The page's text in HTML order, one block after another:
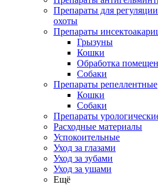
Препараты для
охоты
Препараты
Грызуны
Кошки
Обработка
Собаки
Препараты репеллентные
Кошки
Собаки
Препараты
Расходные материалы
Успокоительные
Уход за глазами
Уход за зубами
Уход за ушами
Ещё